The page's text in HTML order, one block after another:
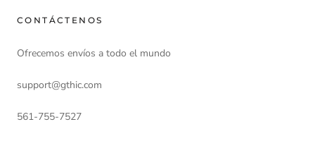
CONTÁCTENOS
Ofrecemos envíos a todo el mundo
support@gthic.com
561-755-7527